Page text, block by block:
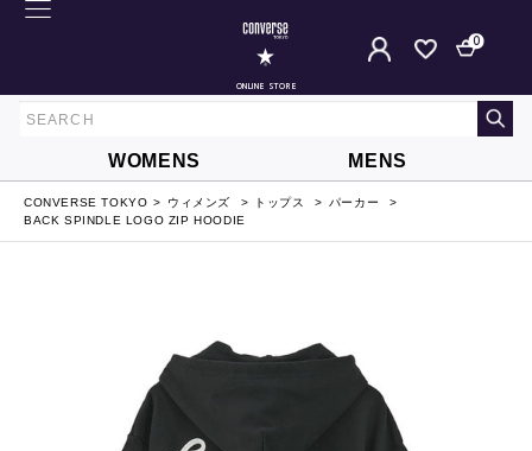
ONLINE STORE
0
WOMENS MENS
CONVERSE TOKYO ウィメンズ トップス
パーカー
BACK SPINDLE LOGO ZIP HOODIE